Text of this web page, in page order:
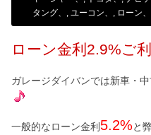
タング、 , ユーコン、 , ローン、
ローン金利2.9%ご
ガレージダイバンでは新車・
一般的なローン金利 5.2%と